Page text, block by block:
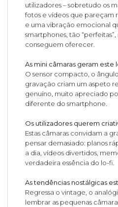
utilizadores – sobretudo os
fotos e vídeos que pareçam
e uma vibração emocional
smartphones, tão
conseguem oferecer.
As mini câmaras geram este
O sensor compacto, o
gravação criam um aspeto
genuíno, muito apreciado
diferente do smartphone.
Os utilizadores querem
Estas câmaras convidam a
pensar demasiado: planos
a dia, vídeos divertidos,
verdadeira essência do lo-fi.
As tendências nostálgicas
Regressa o vintage, o
lembrar as pequenas